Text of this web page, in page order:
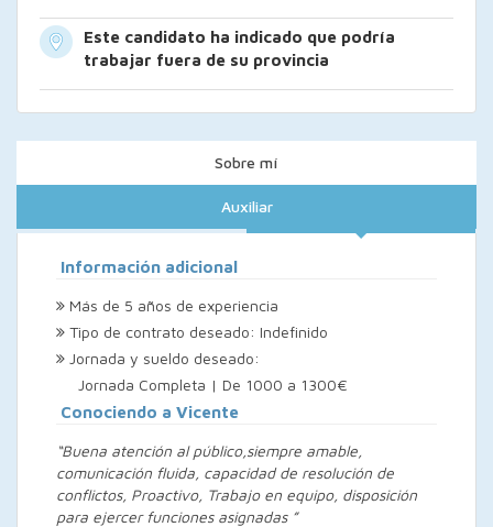
Este candidato ha indicado que podría
trabajar fuera de su provincia
Sobre mí
Auxiliar
Información adicional
Más de 5 años de experiencia
Tipo de contrato deseado: Indefinido
Jornada y sueldo deseado:
Jornada Completa | De 1000 a 1300€
Conociendo a Vicente
“Buena atención al público,siempre amable,
comunicación fluida, capacidad de resolución de
conflictos, Proactivo, Trabajo en equipo, disposición
para ejercer funciones asignadas ”